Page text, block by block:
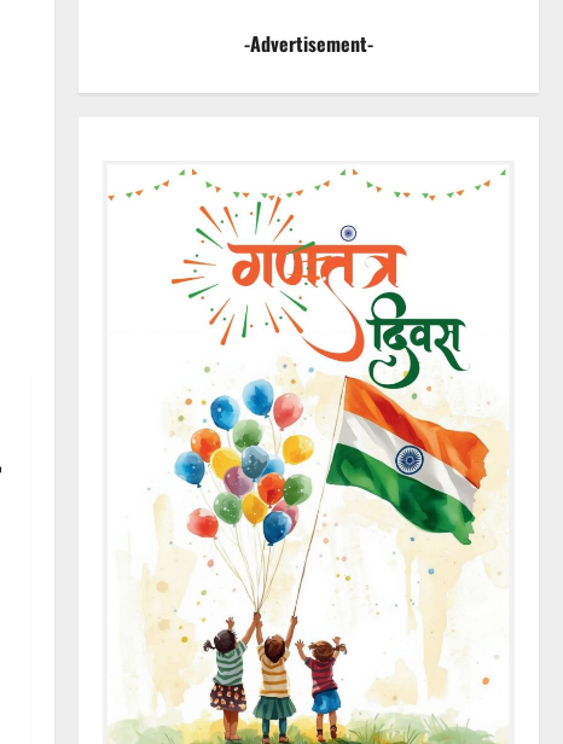
-Advertisement-